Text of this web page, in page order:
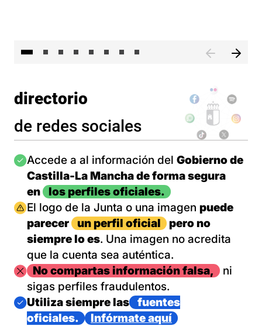
directorio
de redes sociales
Imagen
Accede a al información del Gobierno de
Castilla-La Mancha de forma segura
en
los perfiles oficiales.
Imagen
El logo de la Junta o una imagen puede
parecer
un perfil oficial
pero no
siempre lo es. Una imagen no acredita
que la cuenta sea auténtica.
ImagenNo compartas información falsa,
ni
sigas perfiles fraudulentos.
Imagen
Utiliza siempre las
fuentes
oficiales.
Infórmate aquí